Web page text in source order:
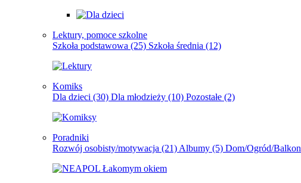
Lektury, pomoce szkolne
Szkoła podstawowa (25) Szkoła średnia (12)
Komiks
Dla dzieci (30) Dla młodzieży (10) Pozostałe (2)
Poradniki
Rozwój osobisty/motywacja (21) Albumy (5) Dom/Ogród/Balkon